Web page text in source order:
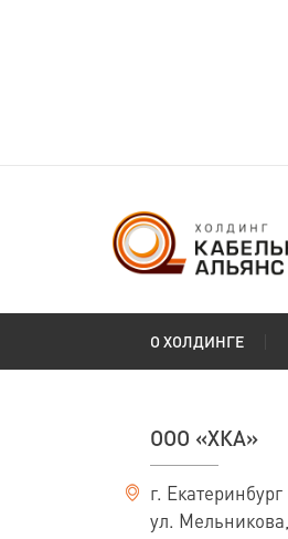
О ХОЛДИНГЕ
ООО «ХКА»
г. Екатеринбург
ул. Мельникова,